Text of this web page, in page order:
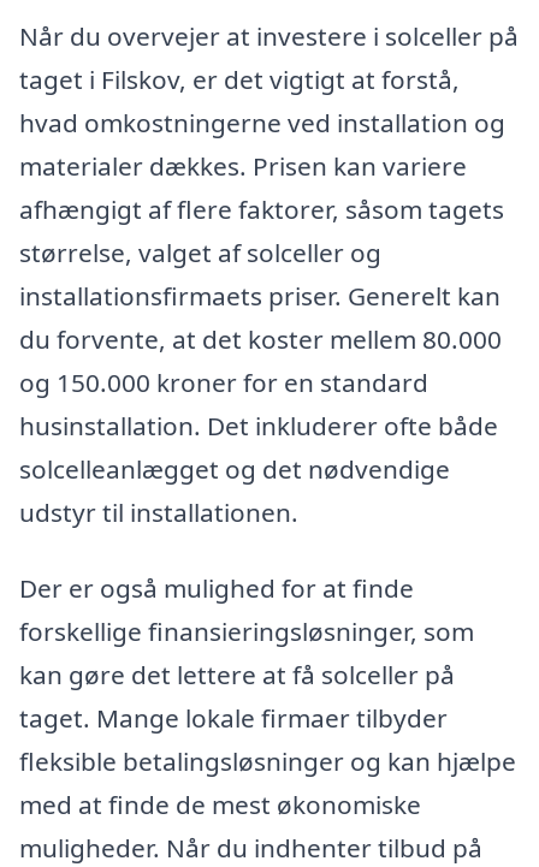
Når du overvejer at investere i solceller på
taget i Filskov, er det vigtigt at forstå,
hvad omkostningerne ved installation og
materialer dækkes. Prisen kan variere
afhængigt af flere faktorer, såsom tagets
størrelse, valget af solceller og
installationsfirmaets priser. Generelt kan
du forvente, at det koster mellem 80.000
og 150.000 kroner for en standard
husinstallation. Det inkluderer ofte både
solcelleanlægget og det nødvendige
udstyr til installationen.
Der er også mulighed for at finde
forskellige finansieringsløsninger, som
kan gøre det lettere at få solceller på
taget. Mange lokale firmaer tilbyder
fleksible betalingsløsninger og kan hjælpe
med at finde de mest økonomiske
muligheder. Når du indhenter tilbud på